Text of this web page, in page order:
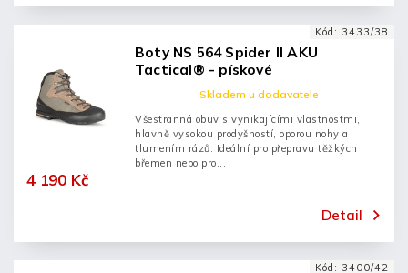
Boty NS 564 Spider II AKU
Tactical® - pískové
Skladem u dodavatele
4 190 Kč
Detail
Všestranná obuv s vynikajícími vlastnostmi,
hlavně vysokou prodyšností, oporou nohy a
tlumením rázů. Ideální pro přepravu těžkých
břemen nebo pro...
Kód: 3433/38
Kód: 3400/42